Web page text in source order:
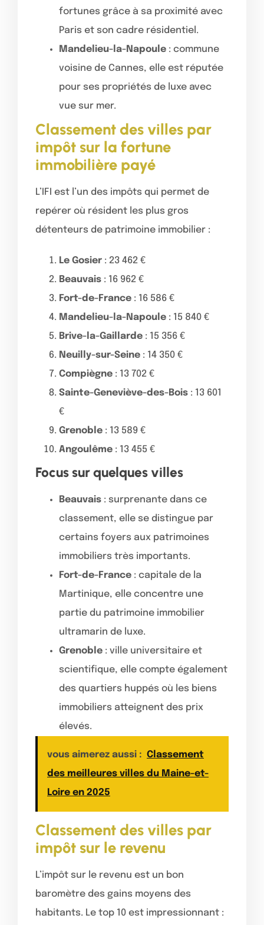
fortunes grâce à sa proximité avec
Paris et son cadre résidentiel.
Mandelieu-la-Napoule : commune
voisine de Cannes, elle est réputée
pour ses propriétés de luxe avec
vue sur mer.
Classement des villes par
impôt sur la fortune
immobilière payé
L’IFI est l’un des impôts qui permet de
repérer où résident les plus gros
détenteurs de patrimoine immobilier :
Le Gosier : 23 462 €
Beauvais : 16 962 €
Fort-de-France : 16 586 €
Mandelieu-la-Napoule : 15 840 €
Brive-la-Gaillarde : 15 356 €
Neuilly-sur-Seine : 14 350 €
Compiègne : 13 702 €
Sainte-Geneviève-des-Bois : 13 601
€
Grenoble : 13 589 €
Angoulême : 13 455 €
Focus sur quelques villes
Beauvais : surprenante dans ce
classement, elle se distingue par
certains foyers aux patrimoines
immobiliers très importants.
Fort-de-France : capitale de la
Martinique, elle concentre une
partie du patrimoine immobilier
ultramarin de luxe.
Grenoble : ville universitaire et
scientifique, elle compte également
des quartiers huppés où les biens
immobiliers atteignent des prix
élevés.
vous aimerez aussi : Classement
des meilleures villes du Maine-et-
Loire en 2025
Classement des villes par
impôt sur le revenu
L’impôt sur le revenu est un bon
baromètre des gains moyens des
habitants. Le top 10 est impressionnant :